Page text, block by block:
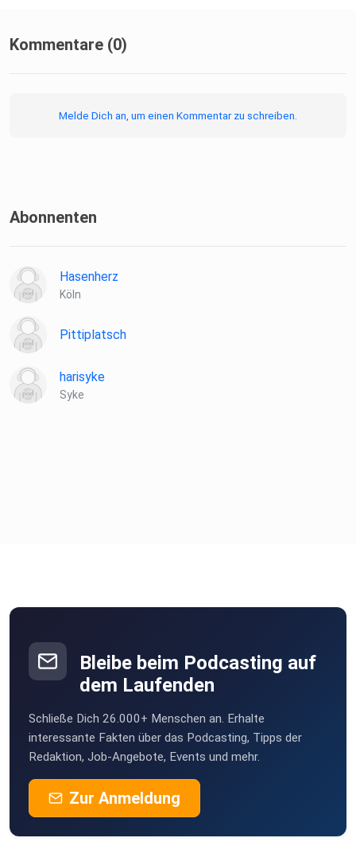
Kommentare (0)
Melde Dich an, um einen Kommentar zu schreiben.
Abonnenten
Hasenherz
Köln
Pittiplatsch
harisyke
Syke
Bleibe beim Podcasting auf
dem Laufenden
Schließe Dich 26.000+ Menschen an. Erhalte
interessante Fakten über das Podcasting, Tipps der
Redaktion, Job-Angebote, Events und mehr.
Zur Anmeldung